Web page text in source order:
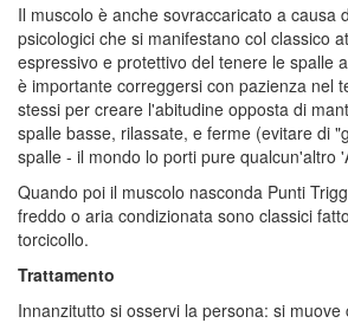
Il muscolo è anche sovraccaricato a causa
psicologici che si manifestano col classico
espressivo e protettivo del tenere le spalle
è importante correggersi con pazienza nel
stessi per creare l'abitudine opposta di
spalle basse, rilassate, e ferme (evitare di
spalle - il mondo lo porti pure qualcun'altro
Quando poi il muscolo nasconda Punti
freddo o aria condizionata sono classici
torcicollo.
Trattamento
Innanzitutto si osservi la persona: si